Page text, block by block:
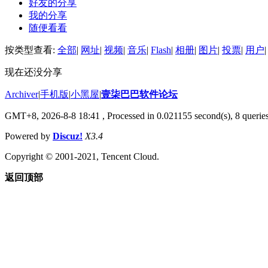
好友的分享
我的分享
随便看看
按类型查看: 全部| 网址| 视频| 音乐| Flash| 相册| 图片| 投票| 用户|
现在还没分享
Archiver|手机版|小黑屋|壹柒巴巴软件论坛
GMT+8, 2026-8-8 18:41 , Processed in 0.021155 second(s), 8
Powered by Discuz! X3.4
Copyright © 2001-2021, Tencent Cloud.
返回顶部